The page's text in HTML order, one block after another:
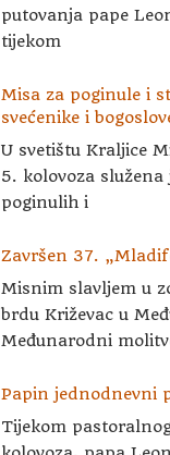
putovanja pape
tijekom
Misa za poginule i
svećenike i
U svetištu Kraljice
5. kolovoza služena
poginulih i
Završen 37.
Misnim slavljem u
brdu Križevac u
Međunarodni
Papin jednodnevni
Tijekom